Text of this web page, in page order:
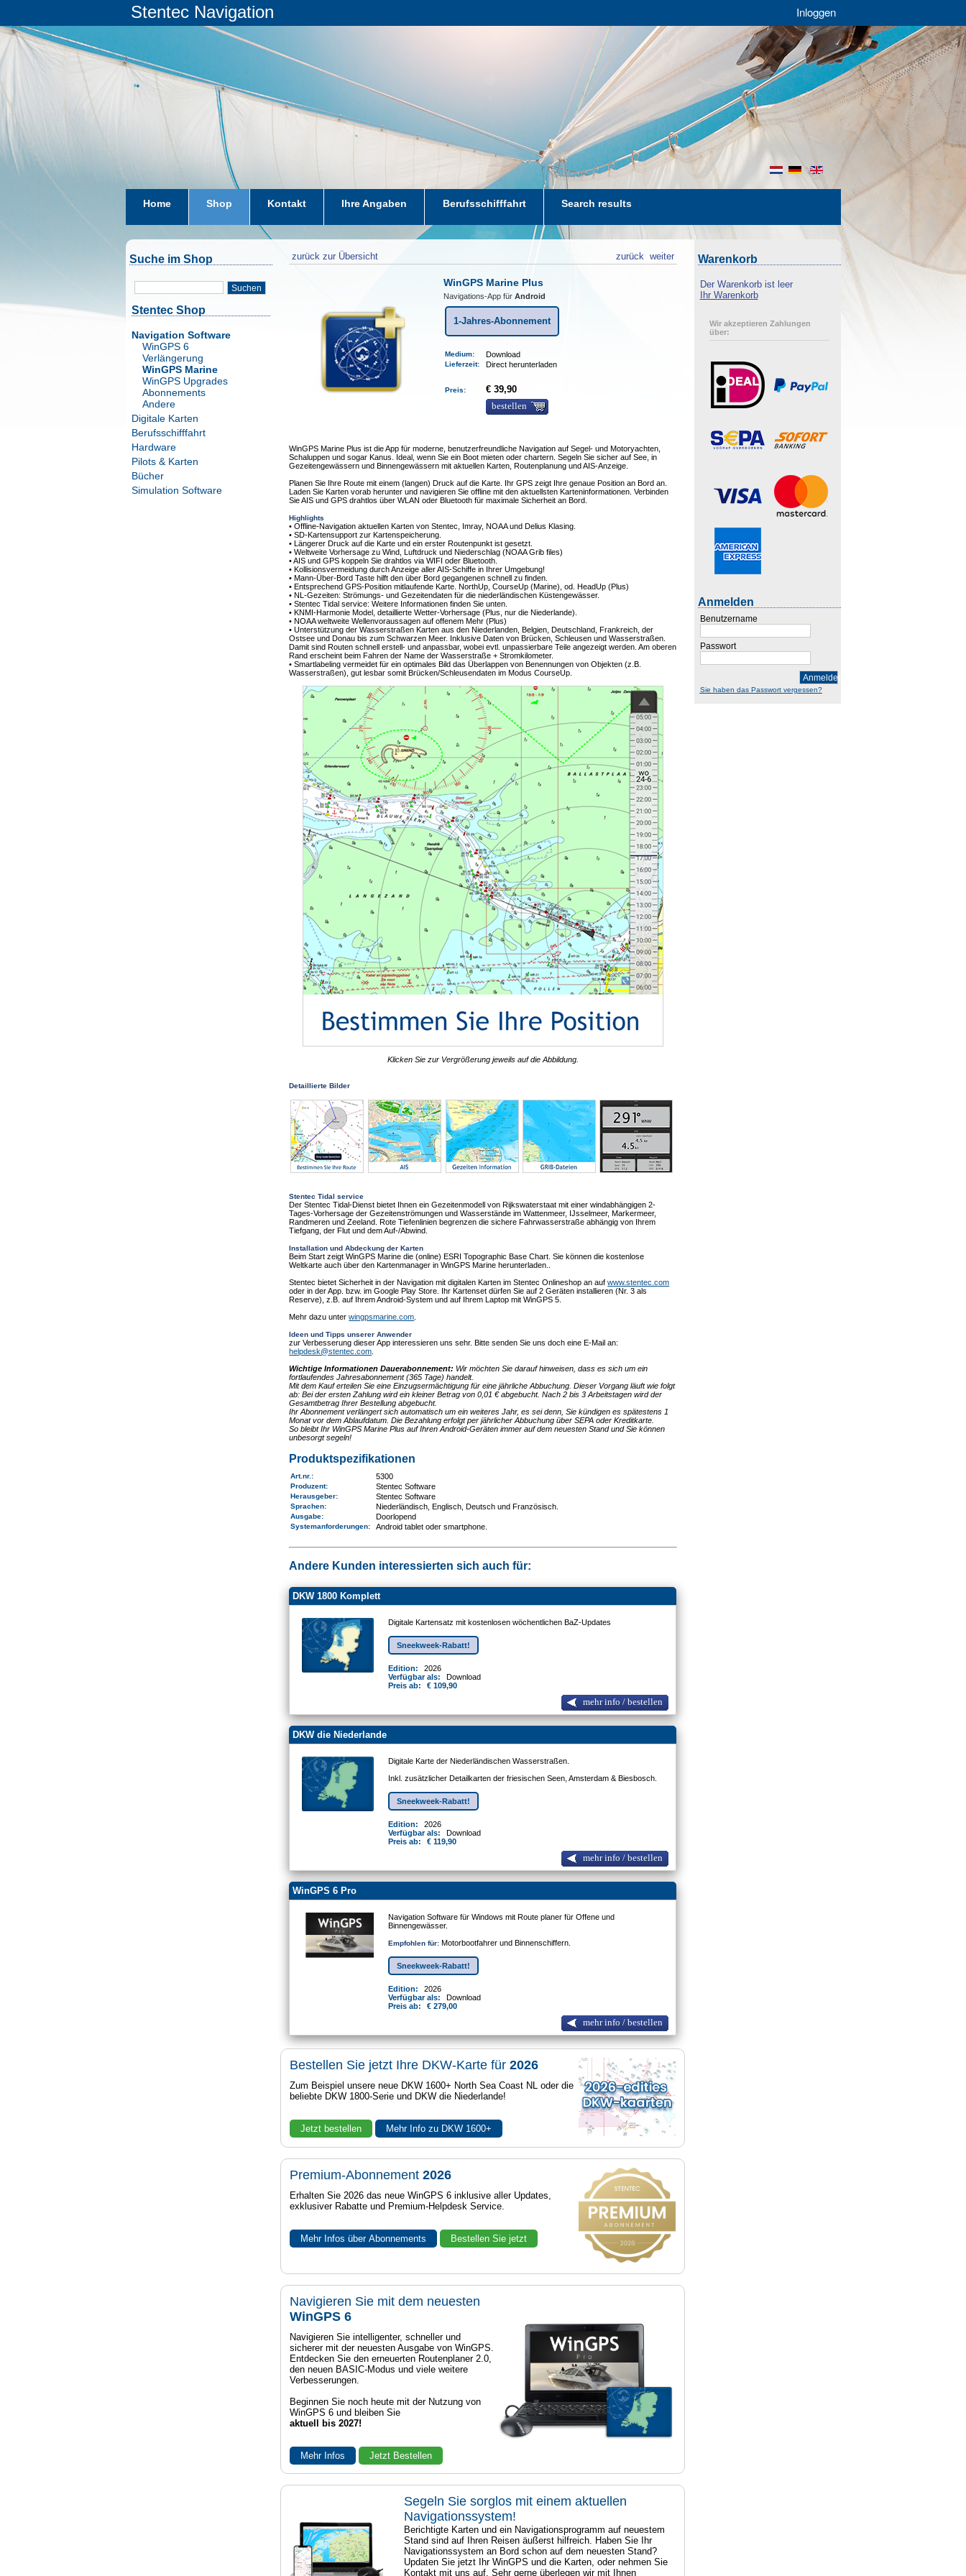
Stentec Navigation Inloggen
en
de
nl
Home Shop Kontakt Ihre Angaben Berufsschifffahrt Search results
Suche im Shop
Suchen
Stentec Shop
Navigation Software
WinGPS 6
Verlängerung
WinGPS Marine
WinGPS Upgrades
Abonnements
Andere
Digitale Karten
Berufsschifffahrt
Hardware
Pilots & Karten
Bücher
Simulation Software
zurück zur Übersicht weiter
zurück
WinGPS Marine Plus
Navigations-App fürAndroid
1-Jahres-Abonnement
Medium: Download
Lieferzeit: Direct herunterladen
Preis:
€ 39,90
bestellen
WinGPS Marine Plus ist die App für moderne, benutzerfreundliche Navigation auf Segel- und Motoryachten,
Schaluppen und sogar Kanus. Ideal, wenn Sie ein Boot mieten oder chartern. Segeln Sie sicher auf See, in
Gezeitengewässern und Binnengewässern mit aktuellen Karten, Routenplanung und AIS-Anzeige.
Planen Sie Ihre Route mit einem (langen) Druck auf die Karte. Ihr GPS zeigt Ihre genaue Position an Bord an.
Laden Sie Karten vorab herunter und navigieren Sie offline mit den aktuellsten Karteninformationen. Verbinden
Sie AIS und GPS drahtlos über WLAN oder Bluetooth für maximale Sicherheit an Bord.
Highlights
• Offline-Navigation aktuellen Karten von Stentec, Imray, NOAA und Delius Klasing.
• SD-Kartensupport zur Kartenspeicherung.
• Längerer Druck auf die Karte und ein erster Routenpunkt ist gesetzt.
• Weltweite Vorhersage zu Wind, Luftdruck und Niederschlag (NOAA Grib files)
• AIS und GPS koppeln Sie drahtlos via WIFI oder Bluetooth.
• Kollisionsvermeidung durch Anzeige aller AIS-Schiffe in Ihrer Umgebung!
• Mann-Über-Bord Taste hilft den über Bord gegangenen schnell zu finden.
• Entsprechend GPS-Position mitlaufende Karte. NorthUp, CourseUp (Marine), od. HeadUp (Plus)
• NL-Gezeiten: Strömungs- und Gezeitendaten für die niederländischen Küstengewässer.
• Stentec Tidal service: Weitere Informationen finden Sie unten.
• KNMI-Harmonie Model, detaillierte Wetter-Vorhersage (Plus, nur die Niederlande).
• NOAA weltweite Wellenvoraussagen auf offenem Mehr (Plus)
• Unterstützung der Wasserstraßen Karten aus den Niederlanden, Belgien, Deutschland, Frankreich, der
Ostsee und Donau bis zum Schwarzen Meer. Inklusive Daten von Brücken, Schleusen und Wasserstraßen.
Damit sind Routen schnell erstell- und anpassbar, wobei evtl. unpassierbare Teile angezeigt werden. Am oberen
Rand erscheint beim Fahren der Name der Wasserstraße + Stromkilometer.
• Smartlabeling vermeidet für ein optimales Bild das Überlappen von Benennungen von Objekten (z.B.
Wasserstraßen), gut lesbar somit Brücken/Schleusendaten im Modus CourseUp.
Klicken Sie zur Vergrößerung jeweils auf die Abbildung.
Detaillierte Bilder
Stentec Tidal service
Der Stentec Tidal-Dienst bietet Ihnen ein Gezeitenmodell von Rijkswaterstaat mit einer windabhängigen 2-
Tages-Vorhersage der Gezeitenströmungen und Wasserstände im Wattenmeer, IJsselmeer, Markermeer,
Randmeren und Zeeland. Rote Tiefenlinien begrenzen die sichere Fahrwasserstraße abhängig von Ihrem
Tiefgang, der Flut und dem Auf-/Abwind.
Installation und Abdeckung der Karten
Beim Start zeigt WinGPS Marine die (online) ESRI Topographic Base Chart. Sie können die kostenlose
Weltkarte auch über den Kartenmanager in WinGPS Marine herunterladen..
Stentec bietet Sicherheit in der Navigation mit digitalen Karten im Stentec Onlineshop an aufwww.stentec.com
oder in der App. bzw. im Google Play Store. Ihr Kartenset dürfen Sie auf 2 Geräten installieren (Nr. 3 als
Reserve), z.B. auf Ihrem Android-System und auf Ihrem Laptop mit WinGPS 5.
Mehr dazu unterwingpsmarine.com
Ideen und Tipps unserer Anwender
zur Verbesserung dieser App interessieren uns sehr. Bitte senden Sie uns doch eine E-Mail an:
helpdesk@stentec.com
Wichtige Informationen Dauerabonnement: Wir möchten Sie darauf hinweisen, dass es sich um ein
fortlaufendes Jahresabonnement (365 Tage) handelt.
Mit dem Kauf erteilen Sie eine Einzugsermächtigung für eine jährliche Abbuchung. Dieser Vorgang läuft wie folgt
ab: Bei der ersten Zahlung wird ein kleiner Betrag von 0,01 € abgebucht. Nach 2 bis 3 Arbeitstagen wird der
Gesamtbetrag Ihrer Bestellung abgebucht.
Ihr Abonnement verlängert sich automatisch um ein weiteres Jahr, es sei denn, Sie kündigen es spätestens 1
Monat vor dem Ablaufdatum. Die Bezahlung erfolgt per jährlicher Abbuchung über SEPA oder Kreditkarte.
So bleibt Ihr WinGPS Marine Plus auf Ihren Android-Geräten immer auf dem neuesten Stand und Sie können
unbesorgt segeln!
Produktspezifikationen
Art.nr. : 5300
Produzent: Stentec Software
Herausgeber: Stentec Software
Sprachen: Niederländisch, Englisch, Deutsch und Französisch.
Ausgabe: Doorlopend
Systemanforderungen: Android tablet oder smartphone.
Andere Kunden interessierten sich auch für:
DKW 1800 Komplett
Digitale Kartensatz mit kostenlosen wöchentlichen BaZ-Updates
Sneekweek-Rabatt!
Edition:
2026
Verfügbar als:
Download
Preis ab:
€ 109,90
mehr info / bestellen
DKW die Niederlande
Digitale Karte der Niederländischen Wasserstraßen.
Inkl. zusätzlicher Detailkarten der friesischen Seen, Amsterdam & Biesbosch.
Sneekweek-Rabatt!
Edition:
2026
Verfügbar als:
Download
Preis ab:
€ 119,90
mehr info / bestellen
WinGPS 6 Pro
Navigation Software für Windows mit Route planer für Offene und
Binnengewässer.
Empfohlen für: Motorbootfahrer und Binnenschiffern.
Sneekweek-Rabatt!
Edition:
2026
Verfügbar als:
Download
Preis ab:
€ 279,00
mehr info / bestellen
Bestellen Sie jetzt Ihre DKW-Karte für2026
Zum Beispiel unsere neue DKW 1600+ North Sea Coast NL oder die
beliebte DKW 1800-Serie und DKW die Niederlande!
Jetzt bestellen Mehr Info zu DKW 1600+
Premium-Abonnement2026
Erhalten Sie 2026 das neue WinGPS 6 inklusive aller Updates,
exklusiver Rabatte und Premium-Helpdesk Service.
Mehr Infos über Abonnements Bestellen Sie jetzt
Navigieren Sie mit dem neuesten
WinGPS 6
Navigieren Sie intelligenter, schneller und
sicherer mit der neuesten Ausgabe von WinGPS.
Entdecken Sie den erneuerten Routenplaner 2.0,
den neuen BASIC-Modus und viele weitere
Verbesserungen.
Beginnen Sie noch heute mit der Nutzung von
WinGPS 6 und bleiben Sie
aktuell bis 2027!
Mehr Infos Jetzt Bestellen
Segeln Sie sorglos mit einem aktuellen
Navigationssystem!
Berichtigte Karten und ein Navigationsprogramm auf neuestem
Stand sind auf Ihren Reisen äußerst hilfreich. Haben Sie Ihr
Navigationssystem an Bord schon auf dem neuesten Stand?
Updaten Sie jetzt Ihr WinGPS und die Karten, oder nehmen Sie
Kontakt mit uns auf. Sehr gerne überlegen wir mit Ihnen
Warenkorb
Der Warenkorb ist leer
Ihr Warenkorb
Wir akzeptieren Zahlungen
über:
Anmelden
Benutzername
Passwort
Anmelden
Sie haben das Passwort vergessen?